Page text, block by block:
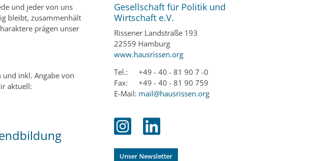
und jeder von uns
bleibt, zusammenhält
prägen unser
inkl. Angabe von
aktuell:
Gesellschaft für Politik und
Wirtschaft e.V.
Rissener Landstraße 193
22559 Hamburg
www.hausrissen.org
Tel.:
+49 - 40 - 81 90 7 -0
Fax:
+49 - 40 - 81 90 759
E-Mail: mail@hausrissen.org
Unser Newsletter